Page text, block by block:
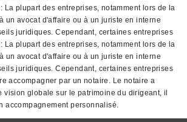
La plupart des entreprises, notamment lors de la
un avocat d'affaire ou à un juriste en interne
juridiques. Cependant, certaines entreprises
La plupart des entreprises, notamment lors de la
un avocat d'affaire ou à un juriste en interne
juridiques. Cependant, certaines entreprises
accompagner par un notaire. Le notaire a
vision globale sur le patrimoine du dirigeant, il
accompagnement personnalisé.